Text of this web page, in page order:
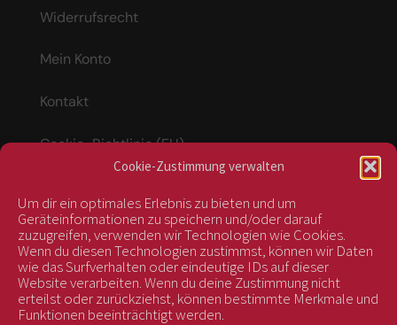
Cookie-Zustimmung verwalten
Um dir ein optimales Erlebnis zu bieten und um
Geräteinformationen zu speichern und/oder darauf
zuzugreifen, verwenden wir Technologien wie Cookies.
Wenn du diesen Technologien zustimmst, können wir Daten
wie das Surfverhalten oder eindeutige IDs auf dieser
Website verarbeiten. Wenn du deine Zustimmung nicht
erteilst oder zurückziehst, können bestimmte Merkmale und
Funktionen beeinträchtigt werden.
Widerrufsrecht
Mein Konto
Kontakt
Cookie-Richtlinie (EU)
Vertrag widerrufen
kontrolliert durch: